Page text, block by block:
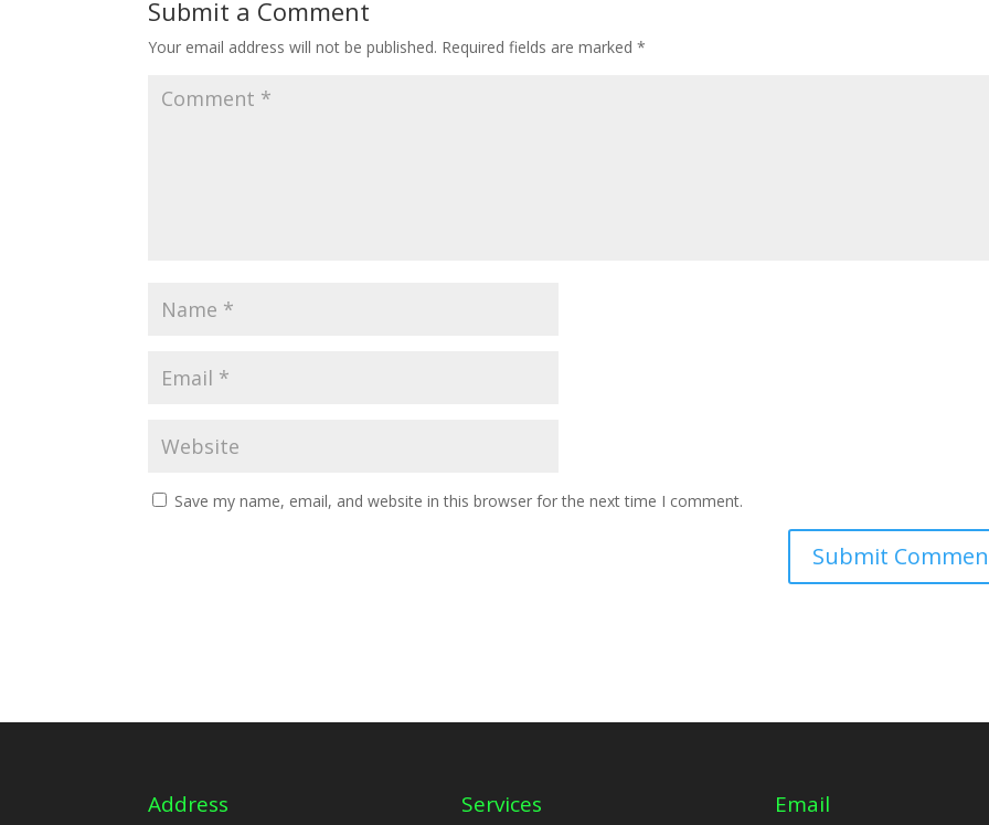
Submit a Comment
Your email address will not be published. Required fields are marked*
Save my name, email, and website in this browser for the next time I comment.
Address Services Email